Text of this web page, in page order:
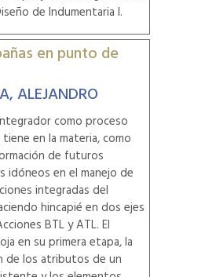
de Indumentaria I.
en punto de
ALEJANDRO
como proceso
en la materia, como
de futuros
idóneos en el manejo de
integradas del
hincapié en dos ejes
BTL y ATL. El
en su primera etapa, la
de los atributos de un